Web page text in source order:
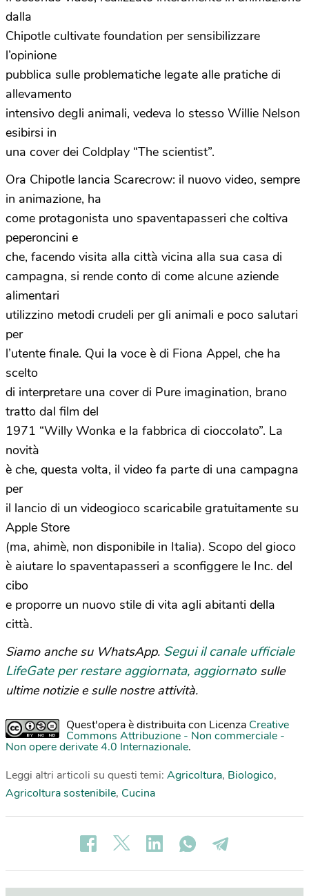
dalla
Chipotle cultivate foundation per sensibilizzare
l’opinione
pubblica sulle problematiche legate alle pratiche di
allevamento
intensivo degli animali, vedeva lo stesso Willie Nelson
esibirsi in
una cover dei Coldplay “The scientist”.
Ora Chipotle lancia Scarecrow: il nuovo video, sempre
in animazione, ha
come protagonista uno spaventapasseri che coltiva
peperoncini e
che, facendo visita alla città vicina alla sua casa di
campagna, si rende conto di come alcune aziende
alimentari
utilizzino metodi crudeli per gli animali e poco salutari
per
l’utente finale. Qui la voce è di Fiona Appel, che ha
scelto
di interpretare una cover di Pure imagination, brano
tratto dal film del
1971 “Willy Wonka e la fabbrica di cioccolato”. La
novità
è che, questa volta, il video fa parte di una campagna
per
il lancio di un videogioco scaricabile gratuitamente su
Apple Store
(ma, ahimè, non disponibile in Italia). Scopo del gioco
è aiutare lo spaventapasseri a sconfiggere le Inc. del
cibo
e proporre un nuovo stile di vita agli abitanti della
città.
Siamo anche su WhatsApp. Segui il canale ufficiale
LifeGate per restare aggiornata, aggiornato sulle
ultime notizie e sulle nostre attività.
Quest'opera è distribuita con Licenza Creative
Commons Attribuzione - Non commerciale -
Non opere derivate 4.0 Internazionale.
Leggi altri articoli su questi temi: Agricoltura, Biologico,
Agricoltura sostenibile, Cucina